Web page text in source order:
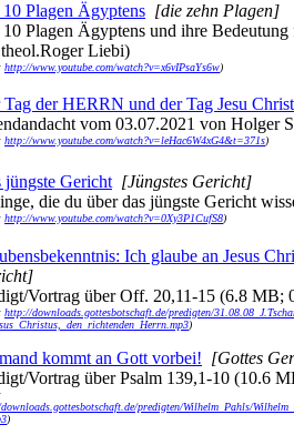
Plagen Ägyptens [die zehn Plagen]
Plagen Ägyptens und ihre
Liebi)
http://www.youtube.com/watch?v=x6vIPsaYs6w)
Tag der HERRN und der Tag Jesu
vom 03.07.2021 von Holger
http://www.youtube.com/watch?v=leHac6W4xG4&t=371s)
jüngste Gericht [Jüngstes Gericht]
die du über das jüngste Gericht
http://www.youtube.com/watch?v=0Xy3P1CufS8)
Ich glaube an Jesus
Vortrag über Off. 20,11-15 (6.8 MB;
http://downloads.gottesbotschaft.de/predigten/
)
kommt an Gott vorbei! [Gottes
Vortrag über Psalm 139,1-10 (10.6
predigten/Wilhelm_Pahls/
)